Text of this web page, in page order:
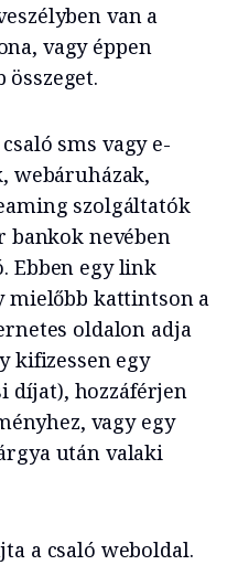
van a
vagy éppen
sms vagy e-
webáruházak,
szolgáltatók
bankok nevében
Ebben egy link
mielőbb kattintson a
oldalon adja
kifizessen egy
díjat), hozzáférjen
vagy egy
után valaki
a csaló weboldal.